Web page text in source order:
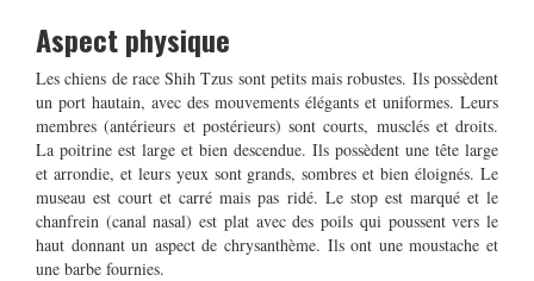
Aspect physique
Les chiens de race Shih Tzus sont petits mais robustes. Ils possèdent
un port hautain, avec des mouvements élégants et uniformes. Leurs
membres (antérieurs et postérieurs) sont courts, musclés et droits.
La poitrine est large et bien descendue. Ils possèdent une tête large
et arrondie, et leurs yeux sont grands, sombres et bien éloignés. Le
museau est court et carré mais pas ridé. Le stop est marqué et le
chanfrein (canal nasal) est plat avec des poils qui poussent vers le
haut donnant un aspect de chrysanthème. Ils ont une moustache et
une barbe fournies.